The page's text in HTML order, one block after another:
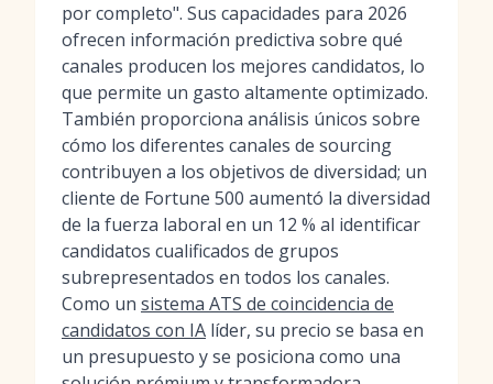
por completo". Sus capacidades para 2026
ofrecen información predictiva sobre qué
canales producen los mejores candidatos, lo
que permite un gasto altamente optimizado.
También proporciona análisis únicos sobre
cómo los diferentes canales de sourcing
contribuyen a los objetivos de diversidad; un
cliente de Fortune 500 aumentó la diversidad
de la fuerza laboral en un 12 % al identificar
candidatos cualificados de grupos
subrepresentados en todos los canales.
Como un sistema ATS de coincidencia de
candidatos con IA líder, su precio se basa en
un presupuesto y se posiciona como una